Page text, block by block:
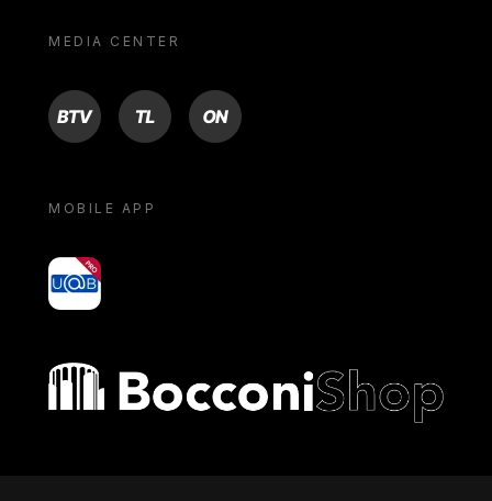
MEDIA CENTER
BTV TL ON
MOBILE APP
yoU@B
Bocconi shop